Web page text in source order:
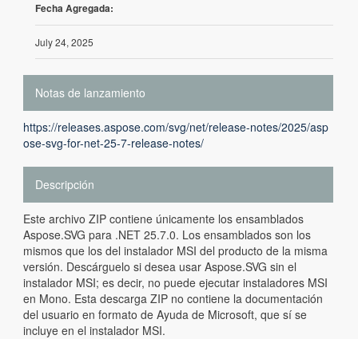
Fecha Agregada:
July 24, 2025
Notas de lanzamiento
https://releases.aspose.com/svg/net/release-notes/2025/asp
ose-svg-for-net-25-7-release-notes/
Descripción
Este archivo ZIP contiene únicamente los ensamblados
Aspose.SVG para .NET 25.7.0. Los ensamblados son los
mismos que los del instalador MSI del producto de la misma
versión. Descárguelo si desea usar Aspose.SVG sin el
instalador MSI; es decir, no puede ejecutar instaladores MSI
en Mono. Esta descarga ZIP no contiene la documentación
del usuario en formato de Ayuda de Microsoft, que sí se
incluye en el instalador MSI.